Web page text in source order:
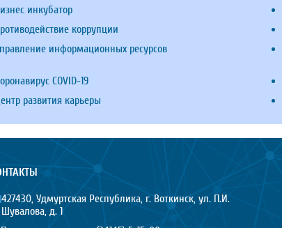
инкубатор
коррупции
информационных ресурсов
COVID-19
развития карьеры
427430, Удмуртская Республика, г. Воткинск, ул. П.И.
Шувалова, д. 1